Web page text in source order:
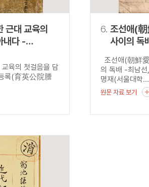
근대 교육의
내다 -
)』-
육의 첫걸음을 담
록(育英公院謄
6. 조선애(
사이의 독배 -최
『國民
조선애(朝鮮
의 독배 -최남
명재(서울대학...
원문 자료 보기